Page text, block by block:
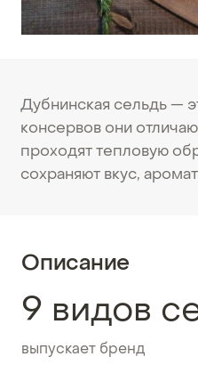
Дубнинская сельдь —
консервов они
проходят тепловую
сохраняют вкус,
Описание
9 видов
выпускает бренд